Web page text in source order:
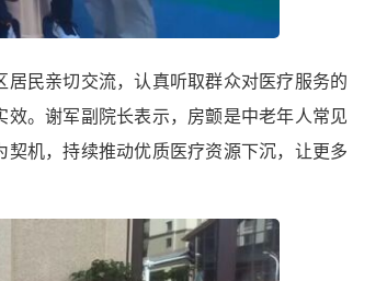
民亲切交流，认真听取群众对医疗服务的
。谢军副院长表示，房颤是中老年人常见
机，持续推动优质医疗资源下沉，让更多